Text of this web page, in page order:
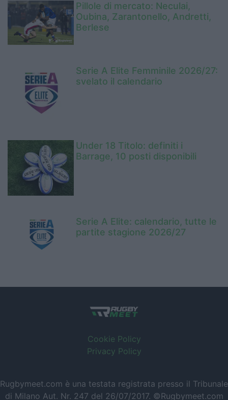
Pillole di mercato: Neculai,
Oubina, Zarantonello, Andretti,
Berlese
Serie A Elite Femminile 2026/27:
svelato il calendario
Under 18 Titolo: definiti i
Barrage, 10 posti disponibili
Serie A Elite: calendario, tutte le
partite stagione 2026/27
Cookie Policy
Privacy Policy
Rugbymeet.com è una testata registrata presso il Tribunale
di Milano Aut. Nr. 247 del 26/07/2017. ©Rugbymeet.com